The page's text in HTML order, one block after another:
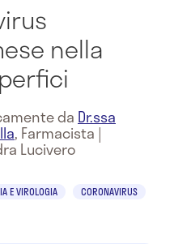
nella
da Dr.ssa
, Farmacista |
Lucivero
E VIROLOGIA
CORONAVIRUS